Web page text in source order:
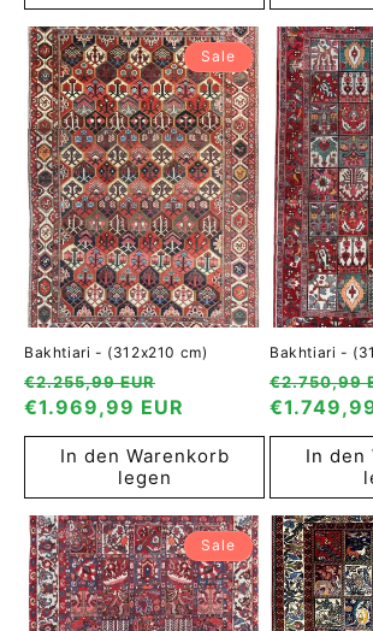
Sale
Bakhtiari - (312x210 cm)
Normaler
Preis
€2.255,99 EUR
Verkaufspreis
€1.969,99 EUR
In den Warenkorb
legen
Bakhtiari -
Normaler
Preis
€2.750,99
In den
Sale